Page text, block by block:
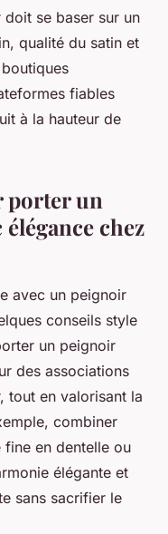
se baser sur un
qualité du satin et
fiables
à la hauteur de
porter un
chez
avec un peignoir
conseils style
un peignoir
des associations
tout en valorisant la
combiner
en dentelle ou
élégante et
sans sacrifier le